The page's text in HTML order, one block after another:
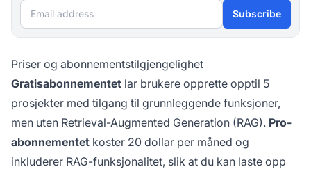
Email address Subscribe
Priser og abonnementstilgjengelighet
Gratisabonnementet lar brukere opprette opptil 5
prosjekter med tilgang til grunnleggende funksjoner,
men uten Retrieval-Augmented Generation (RAG). Pro-
abonnementet koster 20 dollar per måned og
inkluderer RAG-funksjonalitet, slik at du kan laste opp